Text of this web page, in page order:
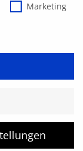
Marketing